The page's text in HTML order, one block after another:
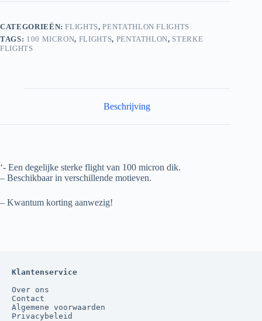
CATEGORIEËN:FLIGHTS,PENTATHLON FLIGHTS
TAGS: 100 MICRON, FLIGHTS, PENTATHLON, STERKE
FLIGHTS
Beschrijving
‘- Een degelijke sterke flight van 100 micron dik.
– Beschikbaar in verschillende motieven.
– Kwantum korting aanwezig!
Klantenservice
Over ons
Contact
Algemene voorwaarden
Privacybeleid